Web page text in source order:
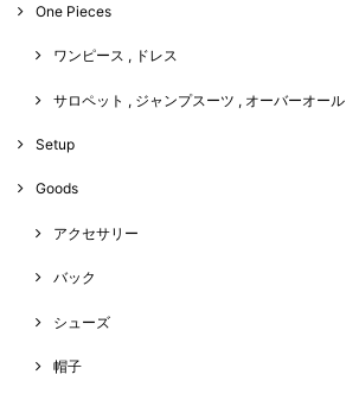
One Pieces
ワンピース , ドレス
サロペット , ジャンプスーツ , オーバーオール
Setup
Goods
アクセサリー
バック
シューズ
帽子